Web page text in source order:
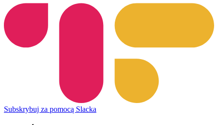
Subskrybuj za pomocą Slacka